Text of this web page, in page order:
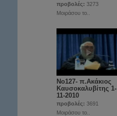
προβολές: 3273
Μοιράσου το..
Νο127- π.Ακάκιος
Καυσοκαλυβίτης 1-
11-2010
προβολές: 3691
Μοιράσου το..